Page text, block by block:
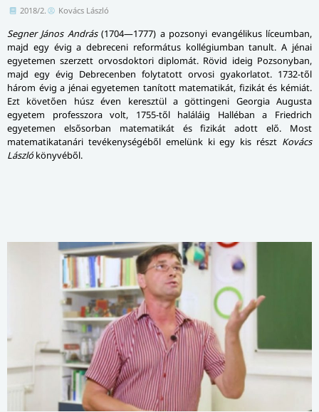
2018/2. Kovács László
Segner János András(1704—1777) a pozsonyi evangélikus líceumban,
majd egy évig a debreceni református kollégiumban tanult. A jénai
egyetemen szerzett orvosdoktori diplomát. Rövid ideig Pozsonyban,
majd egy évig Debrecenben folytatott orvosi gyakorlatot. 1732-től
három évig a jénai egyetemen tanított matematikát, fizikát és kémiát.
Ezt követően húsz éven keresztül a göttingeni Georgia Augusta
egyetem professzora volt, 1755-től haláláig Halléban a Friedrich
egyetemen elsősorban matematikát és fizikát adott elő. Most
matematikatanári tevékenységéből emelünk ki egy kis részt Kovács
László könyvéből.